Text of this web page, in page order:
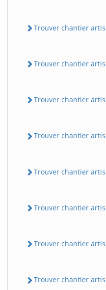
Trouver chantier
Trouver chantier
Trouver chantier
Trouver chantier
Trouver chantier
Trouver chantier
Trouver chantier
Trouver chantier